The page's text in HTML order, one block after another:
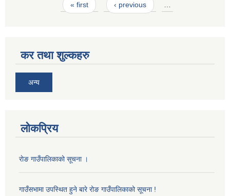
« first ‹ previous …
कर तथा शुल्कहरु
अन्य
लोकप्रिय
राेङ गाउँपालिकाको सूचना ।
गाउँसभामा उपस्थित हुने बारे रोङ गाउँपालिकाको सूचना !